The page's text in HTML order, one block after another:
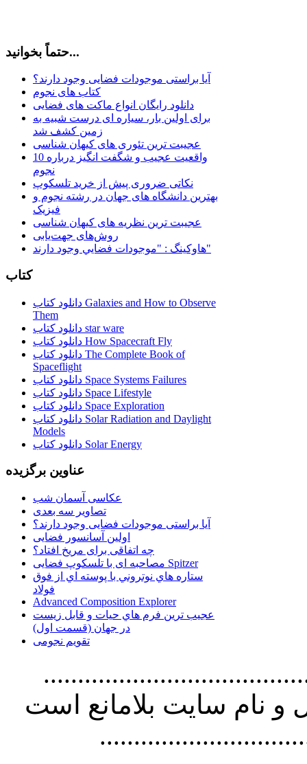
حتماً بخوانید...
آیا براستی موجودات فضایی وجود دارند؟
کتاب های نجوم
دانلود رایگان انواع ماکت های فضایی
برای اولین بار، سیاره ای درست شبیه به
زمین کشف شد
عجیبت ترین تئوری های کیهان شناسی
10 واقعیت عجیب و شگفت انگیز درباره
نجوم
نکاتی ضروری پیش از خرید تلسکوپ
بهترین دانشگاه های جهان در رشته نجوم و
فیزیک
عجیبت ترین نظریه های کیهان شناسی
روش‌های جهت‌یابی
هاوكينگ : "موجودات فضايي وجود دارند"
کتاب
دانلود کتاب Galaxies and How to Observe
Them
دانلود کتاب star ware
دانلود کتاب How Spacecraft Fly
دانلود کتاب The Complete Book of
Spaceflight
دانلود کتاب Space Systems Failures
دانلود کتاب Space Lifestyle
دانلود کتاب Space Exploration
دانلود کتاب Solar Radiation and Daylight
Models
دانلود کتاب Solar Energy
عناوین برگزیده
عکاسی آسمان شب
تصاویر سه بعدی
آیا براستی موجودات فضایی وجود دارند؟
اولین آسانسور فضایی
چه اتفاقی برای مریخ افتاد؟
مصاحبه ای با تلسکوپ فضایی Spitzer
ستاره هاي نوتروني با پوسته اي از فوق
فولاد
Advanced Composition Explorer
عجیب ترین فرم هاي حيات و قابل زيست
در جهان (قسمت اول)
تقویم نجومی
استفاده از
نام سايت بلامانع است